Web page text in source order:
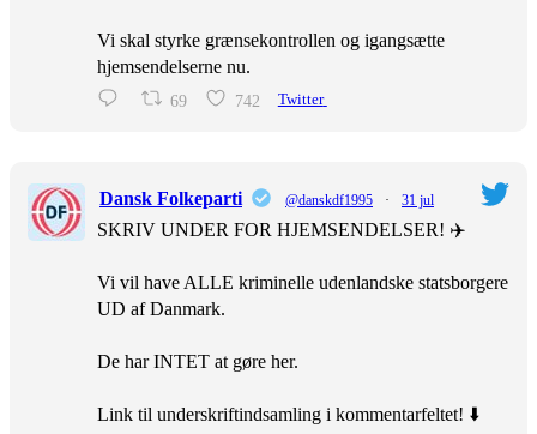
Vi skal styrke grænsekontrollen og igangsætte
hjemsendelserne nu.
69 742 Twitter
Dansk Folkeparti @danskdf1995 · 31 jul
SKRIV UNDER FOR HJEMSENDELSER! ✈️
Vi vil have ALLE kriminelle udenlandske statsborgere
UD af Danmark.
De har INTET at gøre her.
Link til underskriftindsamling i kommentarfeltet! ⬇️